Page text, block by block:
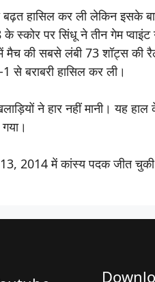
हासिल कर ली लेकिन इसके बाद
स्कोर पर सिंधू ने तीन गेम
मैच की सबसे लंबी 73 शॉट्स की
बराबरी हासिल कर ली।
ने हार नहीं मानी। यह हाल
2014 में कांस्य पदक जीत